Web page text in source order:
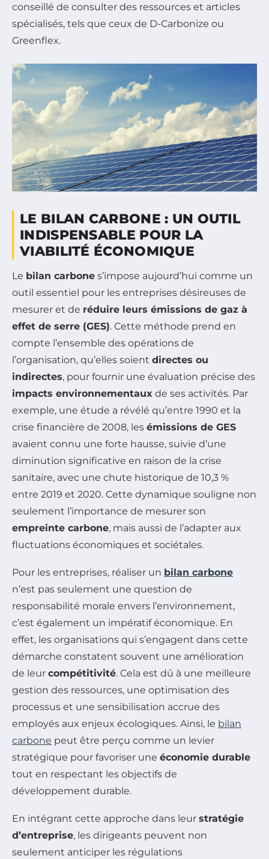
conseillé de consulter des ressources et articles
spécialisés, tels que ceux de D-Carbonize ou
Greenflex.
LE BILAN CARBONE : UN OUTIL
INDISPENSABLE POUR LA
VIABILITÉ ÉCONOMIQUE
Le bilan carbone s’impose aujourd’hui comme un
outil essentiel pour les entreprises désireuses de
mesurer et de réduire leurs émissions de gaz à
effet de serre (GES). Cette méthode prend en
compte l’ensemble des opérations de
l’organisation, qu’elles soient directes ou
indirectes, pour fournir une évaluation précise des
impacts environnementaux de ses activités. Par
exemple, une étude a révélé qu’entre 1990 et la
crise financière de 2008, les émissions de GES
avaient connu une forte hausse, suivie d’une
diminution significative en raison de la crise
sanitaire, avec une chute historique de 10,3 %
entre 2019 et 2020. Cette dynamique souligne non
seulement l’importance de mesurer son
empreinte carbone, mais aussi de l’adapter aux
fluctuations économiques et sociétales.
Pour les entreprises, réaliser un bilan carbone
n’est pas seulement une question de
responsabilité morale envers l’environnement,
c’est également un impératif économique. En
effet, les organisations qui s’engagent dans cette
démarche constatent souvent une amélioration
de leur compétitivité. Cela est dû à une meilleure
gestion des ressources, une optimisation des
processus et une sensibilisation accrue des
employés aux enjeux écologiques. Ainsi, le bilan
carbone peut être perçu comme un levier
stratégique pour favoriser une économie durable
tout en respectant les objectifs de
développement durable.
En intégrant cette approche dans leur stratégie
d’entreprise, les dirigeants peuvent non
seulement anticiper les régulations